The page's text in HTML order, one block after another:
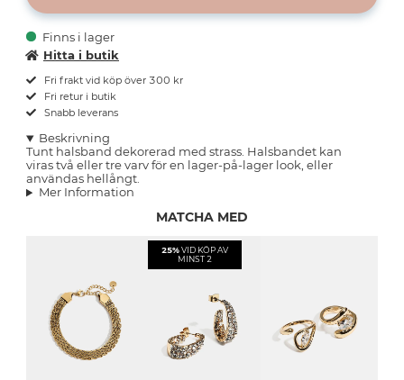
Finns i lager
Hitta i butik
Fri frakt vid köp över 300 kr
Fri retur i butik
Snabb leverans
Beskrivning
Tunt halsband dekorerad med strass. Halsbandet kan
viras två eller tre varv för en lager-på-lager look, eller
användas hellångt.
Mer Information
MATCHA MED
25% VID KÖP AV
MINST 2